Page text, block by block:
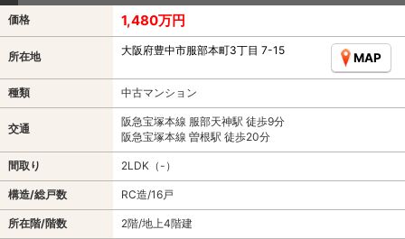
価格 1,480万円
所在地 大阪府豊中市服部本町3丁目 7-15
MAP
種類 中古マンション
交通
阪急宝塚本線 服部天神駅 徒歩9分
阪急宝塚本線 曽根駅 徒歩20分
間取り 2LDK（-）
構造/総戸数 RC造/16戸
所在階/階数 2階/地上4階建